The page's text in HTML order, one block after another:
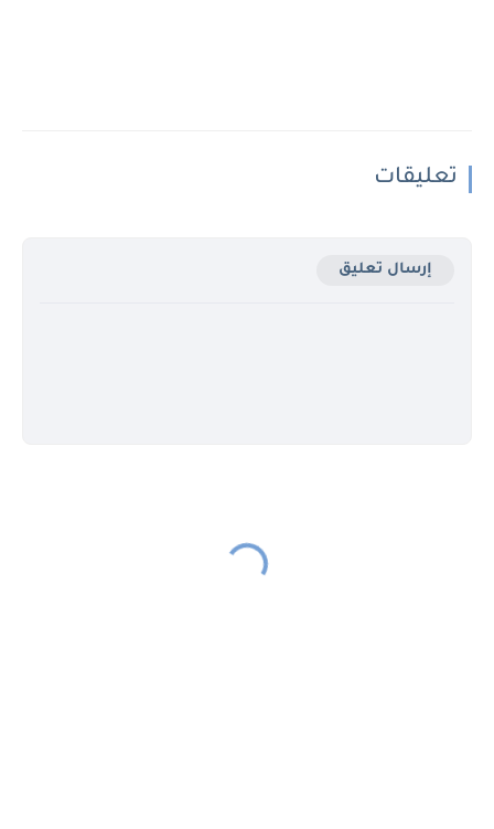
تعليقات
إرسال تعليق